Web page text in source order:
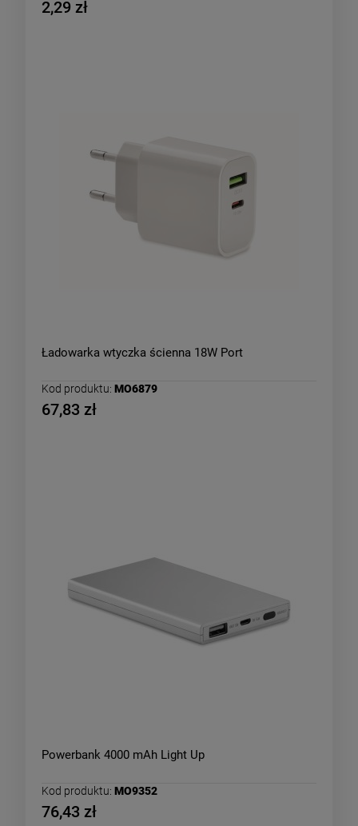
2,29 zł
Ładowarka wtyczka ścienna 18W Port
Kod produktu: MO6879
67,83 zł
Powerbank 4000 mAh Light Up
Kod produktu: MO9352
76,43 zł